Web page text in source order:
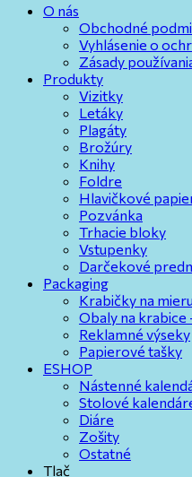
O nás
Obchodné
Vyhlásenie o
Zásady
Produkty
Vizitky
Letáky
Plagáty
Brožúry
Knihy
Foldre
Hlavičkové
Pozvánka
Trhacie bloky
Vstupenky
Darčekové
Packaging
Krabičky na mieru
Obaly na krabice
Reklamné výseky
Papierové tašky
ESHOP
Nástenné
Stolové
Diáre
Zošity
Ostatné
Tlač